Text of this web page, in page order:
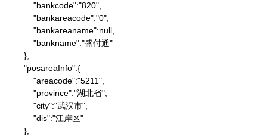
            "bankcode":"820",
            "bankareacode":"0",
            "bankareaname":null,
            "bankname":"盛付通"
        },
        "posareaInfo":{
            "areacode":"5211",
            "province":"湖北省",
            "city":"武汉市",
            "dis":"江岸区"
        },